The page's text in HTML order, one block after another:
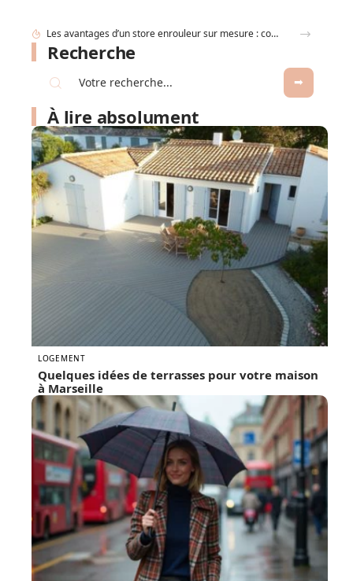
Canapé d’angle convertible : nos conseils pour bien choisir selon la taille de votre salon et vos usages
Recherche
À lire absolument
LOGEMENT
Quelques idées de terrasses pour votre maison
à Marseille